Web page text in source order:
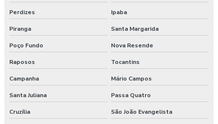
Perdizes Ipaba
Piranga Santa Margarida
Poço Fundo Nova Resende
Raposos Tocantins
Campanha Mário Campos
Santa Juliana Passa Quatro
Cruzília São João Evangelista